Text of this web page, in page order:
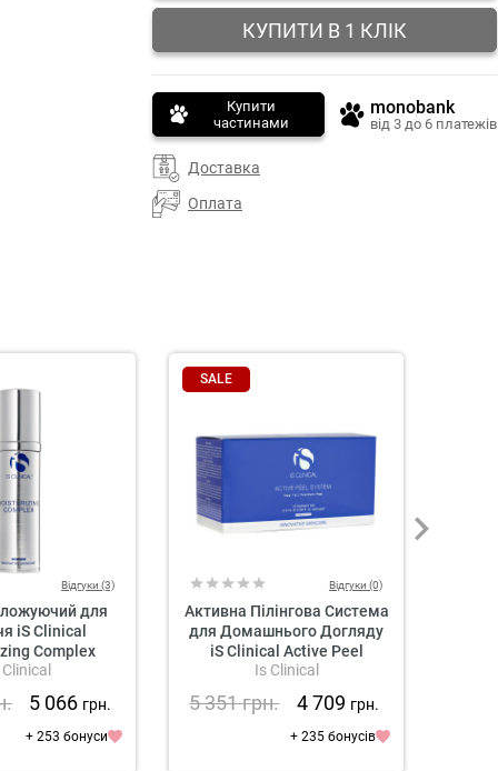
КУПИТИ В 1 КЛІК
Купити
частинами
monobank
від 3 до 6 платежів
Доставка
Оплата
Відгуки (3)
для
iS Clinical
Complex
5 066 грн.
+ 253 бонуси
SALE
Відгуки (0)
Активна Пілінгова Система
для Домашнього Догляду
iS Clinical Active Peel
System
Is Clinical
5 351грн. 4 709 грн.
+ 235 бонусів